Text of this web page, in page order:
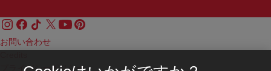
お問い合わせ
プライバシーポリシー